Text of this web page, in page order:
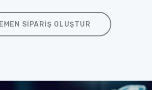
SIPARIŞ OLUŞTUR